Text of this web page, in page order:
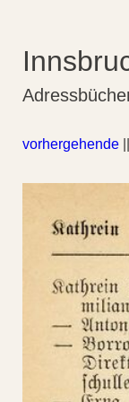
vorhergehende